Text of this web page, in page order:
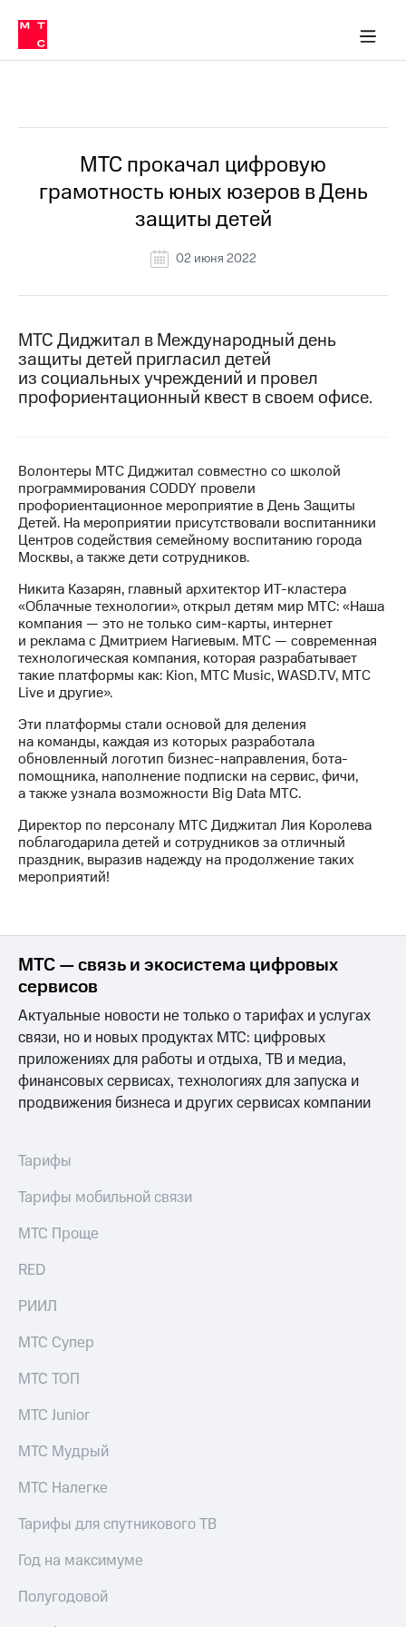
Медиа-центр
и акционерам
Устойчивое развитие
Комплаенс и деловая этика
компании
Карьера
История
компании
Руководство
информация
Контакты
Медиа-центр
Пресс-
релизы
Достижения
Интервью
Финансовая
Контакты
Новости
в
регионе
и акционерам
Корпоративное
управление
Корпоративный
секретарь
информации
Информация
акционерам
Документы
Собрания
Личный
кабинет
Акционерный
капитал
Контроль
и
Рынок
приобретения
выкупа
Описание
Еврооблигации-2023
Уведомление
о
именных
Другое
Регистратор
Контакты
деловая этика
в МТС
Пресс-
релизы
о технологиях
МТС прокачал цифровую
грамотность юных юзеров в День
защиты детей
02 июня 2022
МТС Диджитал в Международный день
защиты детей пригласил детей
из социальных учреждений и провел
профориентационный квест в своем офисе.
Волонтеры МТС Диджитал совместно со школой
программирования CODDY провели
профориентационное мероприятие в День Защиты
Детей. На мероприятии присутствовали воспитанники
Центров содействия семейному воспитанию города
Москвы, а также дети сотрудников.
Никита Казарян, главный архитектор ИТ-кластера
«Облачные технологии», открыл детям мир МТС: «Наша
компания — это не только сим-карты, интернет
и реклама с Дмитрием Нагиевым. МТС — современная
технологическая компания, которая разрабатывает
такие платформы как: Kion, МТС Music, WASD.TV, MTC
Live и другие».
Эти платформы стали основой для деления
на команды, каждая из которых разработала
обновленный логотип бизнес-направления, бота-
помощника, наполнение подписки на сервис, фичи,
а также узнала возможности Big Data МТС.
Директор по персоналу МТС Диджитал Лия Королева
поблагодарила детей и сотрудников за отличный
праздник, выразив надежду на продолжение таких
мероприятий!
МТС — связь и экосистема цифровых
сервисов
Актуальные новости не только о тарифах и услугах
связи, но и новых продуктах МТС: цифровых
приложениях для работы и отдыха, ТВ и медиа,
финансовых сервисах, технологиях для запуска и
продвижения бизнеса и других сервисах компании
Тарифы
Тарифы мобильной связи
МТС Проще
RED
РИИЛ
МТС Супер
МТС ТОП
МТС Junior
МТС Мудрый
МТС Налегке
Тарифы для спутникового ТВ
Год на максимуме
Полугодовой